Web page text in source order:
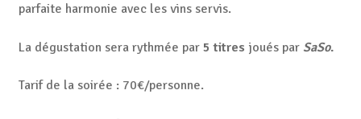
parfaite harmonie avec les vins servis.
La dégustation sera rythmée par5 titres joués par SaSo.
Tarif de la soirée : 70€/personne.